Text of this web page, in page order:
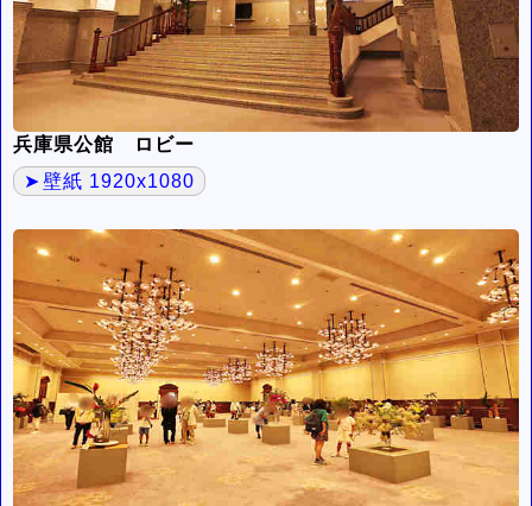
兵庫県公館 ロビー
壁紙 1920x1080